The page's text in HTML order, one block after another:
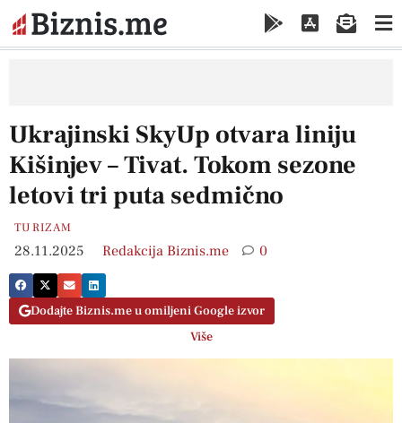
Ukrajinski SkyUp otvara liniju
Kišinjev – Tivat. Tokom sezone
letovi tri puta sedmično
TURIZAM
28.11.2025 Redakcija Biznis.me 0
Dodajte Biznis.me u omiljeni Google izvor
Više